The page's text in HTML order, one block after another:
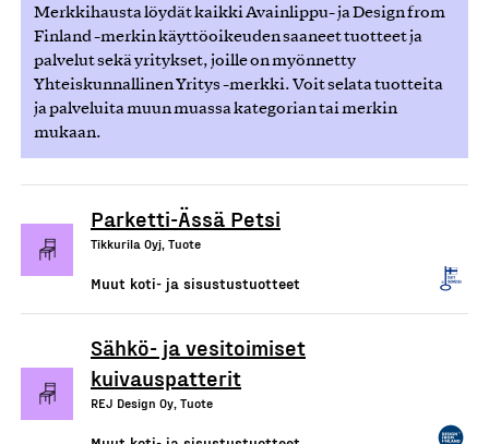
Merkkihausta löydät kaikki Avainlippu- ja Design from
Finland -merkin käyttöoikeuden saaneet tuotteet ja
palvelut sekä yritykset, joille on myönnetty
Yhteiskunnallinen Yritys -merkki. Voit selata tuotteita
ja palveluita muun muassa kategorian tai merkin
mukaan.
Parketti-Ässä Petsi
Tikkurila Oyj, Tuote
Muut koti- ja sisustustuotteet
Sähkö- ja vesitoimiset
kuivauspatterit
REJ Design Oy, Tuote